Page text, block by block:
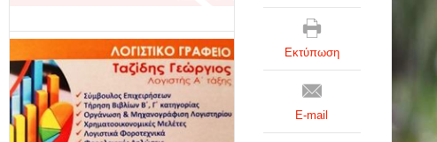
Εκτύπωση
E-mail